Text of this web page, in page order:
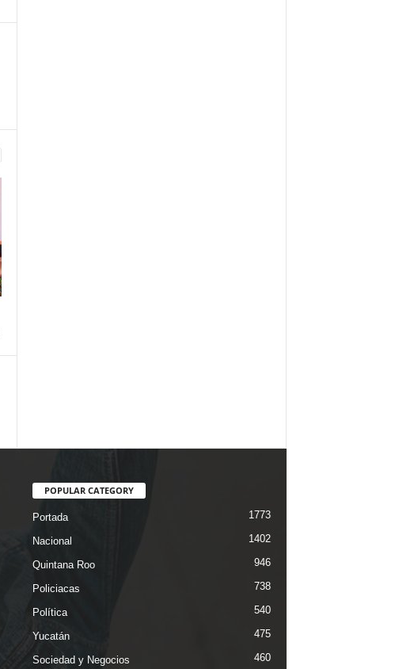
POPULAR CATEGORY
Portada 1773
Nacional 1402
Quintana Roo 946
Policiacas 738
Política 540
Yucatán 475
Sociedad y Negocios 460